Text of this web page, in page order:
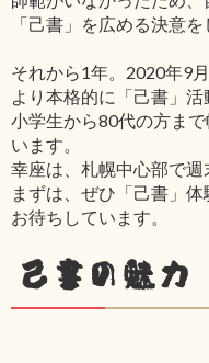
「己書」を広める決意を
それから1年。2020年9
より本格的に「己書」活
小学生から80代の方ま
います。
幸座は、札幌中心部で週
まずは、ぜひ「己書」
お待ちしています。
己書の魅力